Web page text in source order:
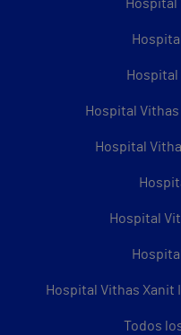
Hospital
Hospital
Hospital
Hospital
Hospital Vithas Xanit
Todos